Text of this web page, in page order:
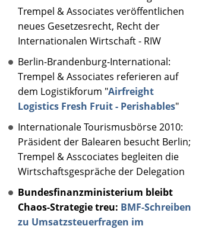
Trempel & Associates veröffentlichen
neues Gesetzesrecht, Recht der
Internationalen Wirtschaft - RIW
Berlin-Brandenburg-International:
Trempel & Associates referieren auf
dem Logistikforum "Airfreight
Logistics Fresh Fruit - Perishables"
Internationale Tourismusbörse 2010:
Präsident der Balearen besucht Berlin;
Trempel & Asscociates begleiten die
Wirtschaftsgespräche der Delegation
Bundesfinanzministerium bleibt
Chaos-Strategie treu: BMF-Schreiben
zu Umsatzsteuerfragen im